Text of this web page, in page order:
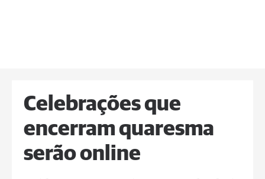
Celebrações que
encerram quaresma
serão online